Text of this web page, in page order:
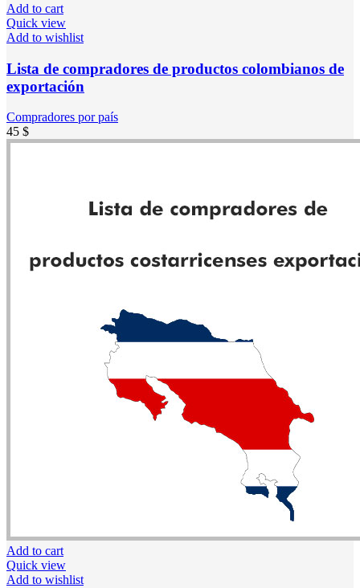
Add to cart
Quick view
Add to wishlist
Lista de compradores de productos colombianos de
exportación
Compradores por país
45 $
Add to cart
Quick view
Add to wishlist